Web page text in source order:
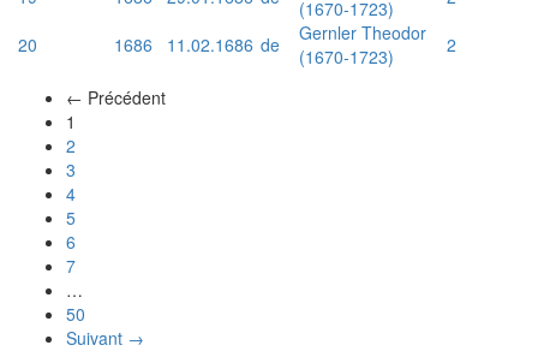
(1670-1723)
20
1686 11.02.1686 de
Gernler Theodor
(1670-1723)
2
← Précédent
1
2
3
4
5
6
7
…
50
Suivant →